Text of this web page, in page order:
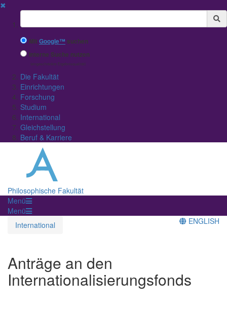
✖
Suchbegriff
MitGoogle™ suchen
Interne Suche nutzen
(eingeschränkte Ergebnisqualität)
Die Fakultät
Einrichtungen
Forschung
Studium
International
Gleichstellung
Beruf & Karriere
Philosophische Fakultät
Menü
Menü
International
ENGLISH
Anträge an den
Internationalisierungsfonds